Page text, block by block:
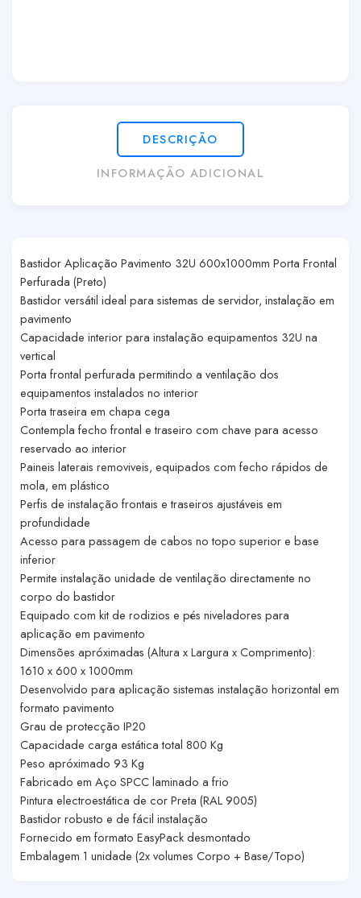
DESCRIÇÃO
INFORMAÇÃO ADICIONAL
Bastidor Aplicação Pavimento 32U 600x1000mm Porta Frontal
Perfurada (Preto)
Bastidor versátil ideal para sistemas de servidor, instalação em
pavimento
Capacidade interior para instalação equipamentos 32U na
vertical
Porta frontal perfurada permitindo a ventilação dos
equipamentos instalados no interior
Porta traseira em chapa cega
Contempla fecho frontal e traseiro com chave para acesso
reservado ao interior
Paineis laterais removiveis, equipados com fecho rápidos de
mola, em plástico
Perfis de instalação frontais e traseiros ajustáveis em
profundidade
Acesso para passagem de cabos no topo superior e base
inferior
Permite instalação unidade de ventilação directamente no
corpo do bastidor
Equipado com kit de rodizios e pés niveladores para
aplicação em pavimento
Dimensões apróximadas (Altura x Largura x Comprimento):
1610 x 600 x 1000mm
Desenvolvido para aplicação sistemas instalação horizontal em
formato pavimento
Grau de protecção IP20
Capacidade carga estática total 800 Kg
Peso apróximado 93 Kg
Fabricado em Aço SPCC laminado a frio
Pintura electroestática de cor Preta (RAL 9005)
Bastidor robusto e de fácil instalação
Fornecido em formato EasyPack desmontado
Embalagem 1 unidade (2x volumes Corpo + Base/Topo)